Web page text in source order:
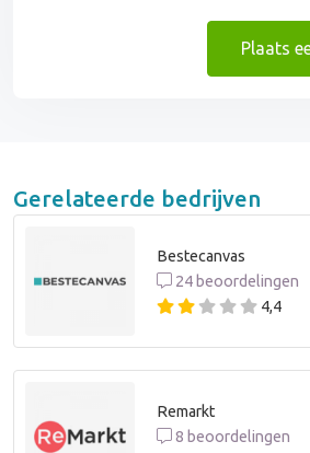
Plaats
Gerelateerde bedrijven
Bestecanvas
24 beoordelingen
4,4
Remarkt
8 beoordelingen